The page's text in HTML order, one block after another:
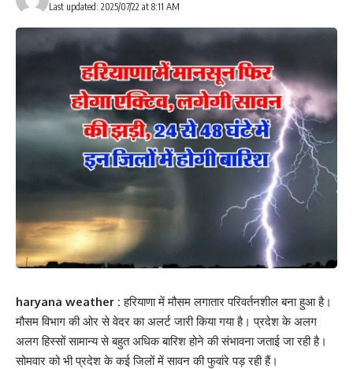
Last updated: 2025/07/22 at 8:11 AM
haryana weather :हरियाणा में मौसम लगातार परिवर्तनशील बना हुआ है।
मौसम विभाग की ओर से वेदर का अलर्ट जारी किया गया है। प्रदेश के अलग
अलग हिस्सों सामान्य से बहुत अधिक बारिश होने की संभावना जताई जा रही है।
सोमवार को भी प्रदेश के कई जिलों में सावन की फुवांरे पड़ रही हैं।